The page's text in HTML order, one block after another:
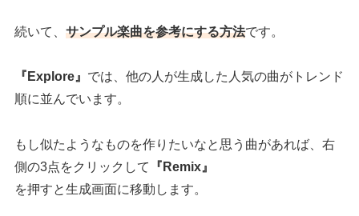
続いて、サンプル楽曲を参考にする方法です。
『Explore』 では、他の人が生成した人気の曲がトレンド
順に並んでいます。
もし似たようなものを作りたいなと思う曲があれば、右
側の3点をクリックして
『Remix』
を押すと生成画面に移動します。